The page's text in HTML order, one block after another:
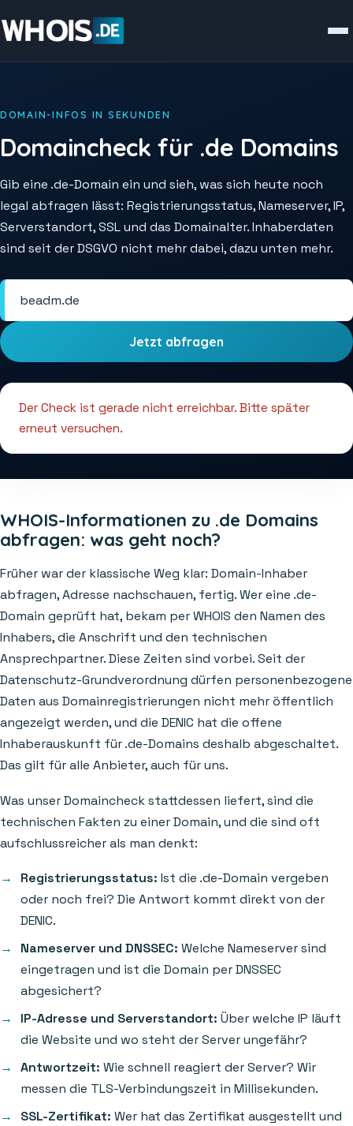
DOMAIN-INFOS IN SEKUNDEN
Domaincheck für .de Domains
Gib eine .de-Domain ein und sieh, was sich heute noch
legal abfragen lässt: Registrierungsstatus, Nameserver, IP,
Serverstandort, SSL und das Domainalter. Inhaberdaten
sind seit der DSGVO nicht mehr dabei, dazu unten mehr.
Jetzt abfragen
Der Check ist gerade nicht erreichbar. Bitte später
erneut versuchen.
WHOIS-Informationen zu .de Domains
abfragen: was geht noch?
Früher war der klassische Weg klar: Domain-Inhaber
abfragen, Adresse nachschauen, fertig. Wer eine .de-
Domain geprüft hat, bekam per WHOIS den Namen des
Inhabers, die Anschrift und den technischen
Ansprechpartner. Diese Zeiten sind vorbei. Seit der
Datenschutz-Grundverordnung dürfen personenbezogene
Daten aus Domainregistrierungen nicht mehr öffentlich
angezeigt werden, und die DENIC hat die offene
Inhaberauskunft für .de-Domains deshalb abgeschaltet.
Das gilt für alle Anbieter, auch für uns.
Was unser Domaincheck stattdessen liefert, sind die
technischen Fakten zu einer Domain, und die sind oft
aufschlussreicher als man denkt:
Registrierungsstatus: Ist die .de-Domain vergeben
oder noch frei? Die Antwort kommt direkt von der
DENIC.
Nameserver und DNSSEC: Welche Nameserver sind
eingetragen und ist die Domain per DNSSEC
abgesichert?
IP-Adresse und Serverstandort: Über welche IP läuft
die Website und wo steht der Server ungefähr?
Antwortzeit: Wie schnell reagiert der Server? Wir
messen die TLS-Verbindungszeit in Millisekunden.
SSL-Zertifikat: Wer hat das Zertifikat ausgestellt und